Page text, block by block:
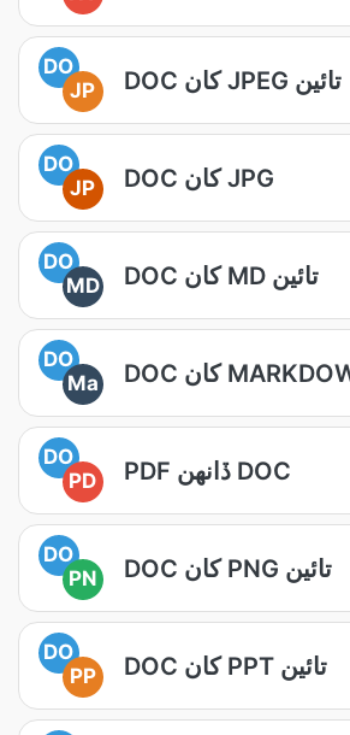
DO
JP
DOC کان JPEG تائين
DO
JP
DOC کان JPG
DO
MD
DOC کان MD تائين
DO
Ma
DO
PD
PDF ڏانهن DOC
DO
PN
DOC کان PNG تائين
DO
PP
DOC کان PPT تائين